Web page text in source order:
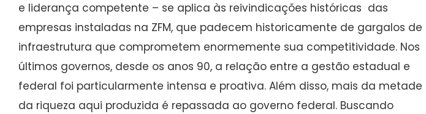
e liderança competente – se aplica às reivindicações históricas das
empresas instaladas na ZFM, que padecem historicamente de gargalos de
infraestrutura que comprometem enormemente sua competitividade. Nos
últimos governos, desde os anos 90, a relação entre a gestão estadual e
federal foi particularmente intensa e proativa. Além disso, mais da metade
da riqueza aqui produzida é repassada ao governo federal. Buscando